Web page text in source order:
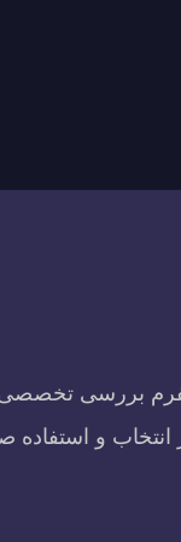
بررسی تخصصی
و استفاده